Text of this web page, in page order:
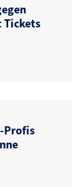
Tickets
Profis